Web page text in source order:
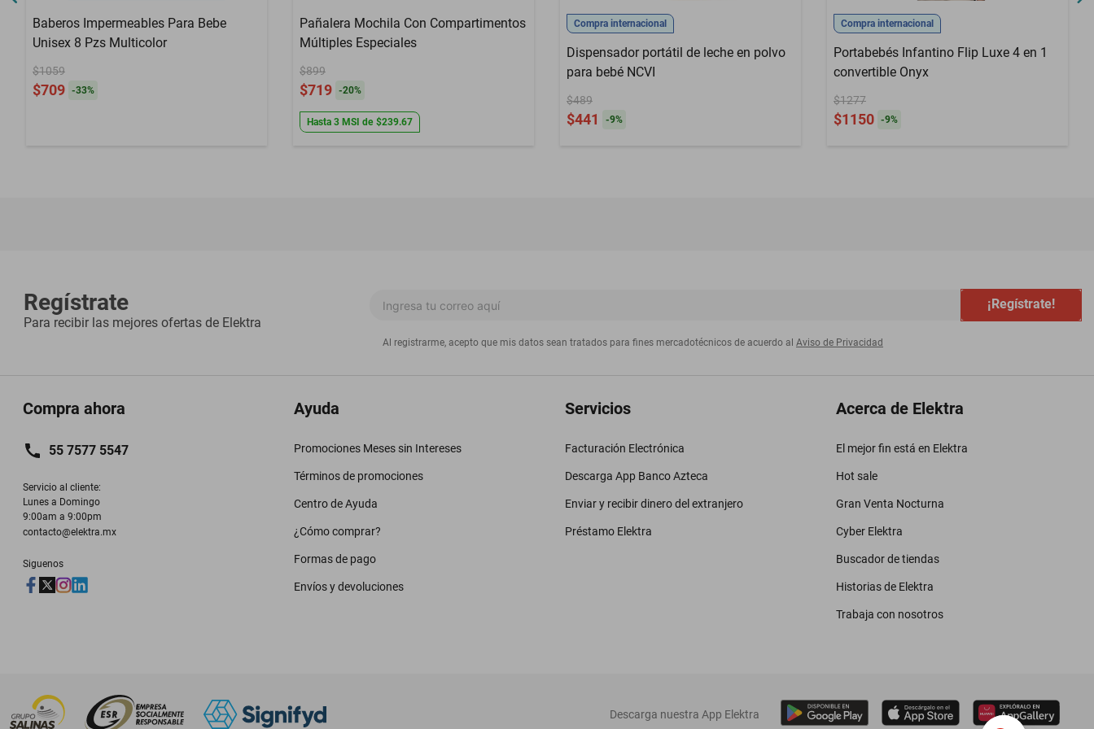
Baberos Impermeables Para Bebe
Unisex 8 Pzs Multicolor
$1059
$709 -33%
Pañalera Mochila Con Compartimentos
Múltiples Especiales
$899
$719 -20%
Hasta 3 MSI de $239.67
Compra internacional
Dispensador portátil de leche en polvo
para bebé NCVI
$489
$441 -9%
Compra internacional
Portabebés Infantino Flip Luxe 4 en 1
convertible Onyx
$1277
$1150 -9%
Regístrate
Para recibir las mejores ofertas de Elektra
¡Regístrate!
Al registrarme, acepto que mis datos sean tratados para fines mercadotécnicos de acuerdo al Aviso de Privacidad
Compra ahora
55 7577 5547
Servicio al cliente:
Lunes a Domingo
9:00am a 9:00pm
contacto@elektra.mx
Siguenos
Ayuda
Promociones Meses sin Intereses
Términos de promociones
Centro de Ayuda
¿Cómo comprar?
Formas de pago
Envíos y devoluciones
Servicios
Facturación Electrónica
Descarga App Banco Azteca
Enviar y recibir dinero del extranjero
Préstamo Elektra
Acerca de Elektra
El mejor fin está en Elektra
Hot sale
Gran Venta Nocturna
Cyber Elektra
Buscador de tiendas
Historias de Elektra
Trabaja con nosotros
‎ Descarga nuestra App Elektra